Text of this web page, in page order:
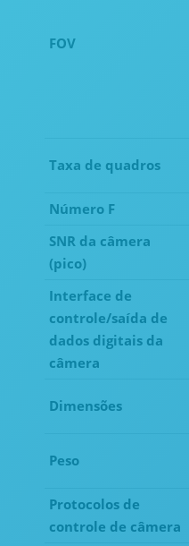
FOV
Taxa de quadros
Número F
SNR da câmera
(pico)
Interface de
controle/saída de
dados digitais da
câmera
Dimensões
Peso
Protocolos de
controle de câmera